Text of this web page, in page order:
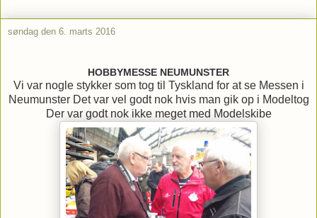
søndag den 6. marts 2016
HOBBYMESSE NEUMUNSTER
Vi var nogle stykker som tog til Tyskland for at se Messen i
Neumunster Det var vel godt nok hvis man gik op i Modeltog
Der var godt nok ikke meget med Modelskibe